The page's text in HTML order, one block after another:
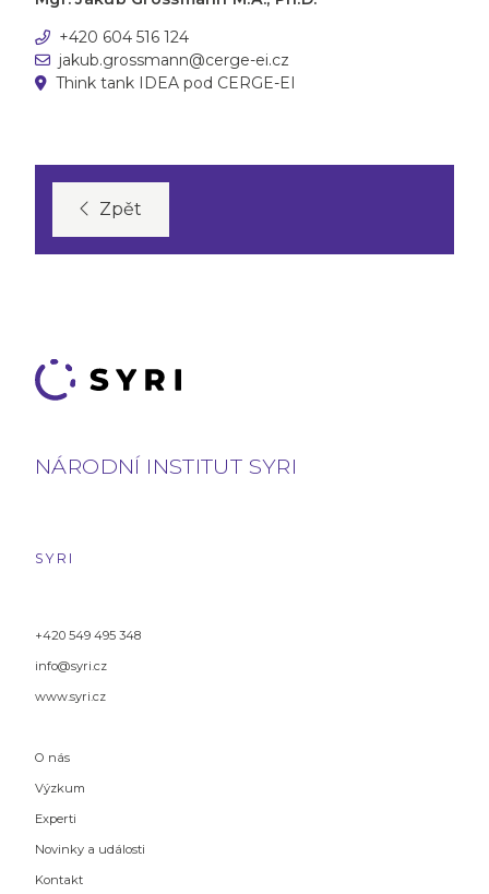
+420 604 516 124
jakub.grossmann@cerge-ei.cz
Think tank IDEA pod CERGE-EI
Zpět
NÁRODNÍ INSTITUT SYRI
SYRI
+420 549 495 348
info@syri.cz
www.syri.cz
O nás
Výzkum
Experti
Novinky a události
Kontakt